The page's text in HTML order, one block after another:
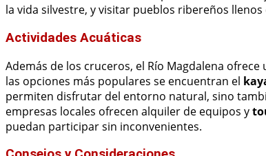
la vida silvestre, y visitar pueblos ribereños
Actividades Acuáticas
Además de los cruceros, el Río Magdalena ofrece
las opciones más populares se encuentran el
permiten disfrutar del entorno natural, sino
empresas locales ofrecen alquiler de equipos y
puedan participar sin inconvenientes.